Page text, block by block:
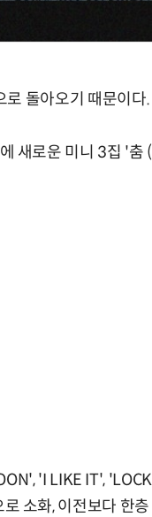
로 돌아오기 때문이다.
새로운 미니 3집 '춤
'I LIKE IT',
소화, 이전보다 한